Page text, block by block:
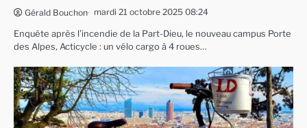
Gérald Bouchon mardi 21 octobre 2025 08:24
Enquête après l’incendie de la Part-Dieu, le nouveau campus Porte
des Alpes, Acticycle : un vélo cargo à 4 roues…